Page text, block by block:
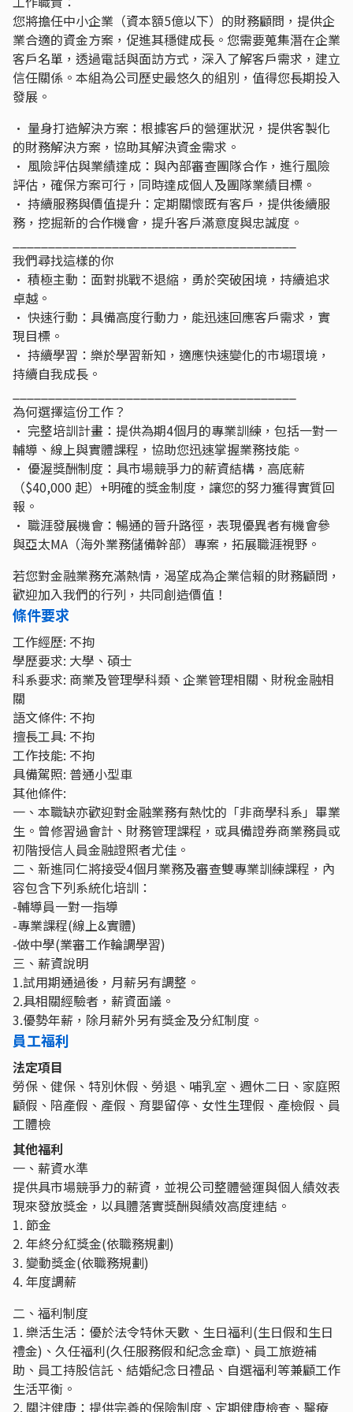
您將擔任中小企業（資本額5億以下）的財務顧問，提供企
業合適的資金方案，促進其穩健成長。您需要蒐集潛在企業
客戶名單，透過電話與面訪方式，深入了解客戶需求，建立
信任關係。本組為公司歷史最悠久的組別，值得您長期投入
發展。
• 量身打造解決方案：根據客戶的營運狀況，提供客製化
的財務解決方案，協助其解決資金需求。
• 風險評估與業績達成：與內部審查團隊合作，進行風險
評估，確保方案可行，同時達成個人及團隊業績目標。
• 持續服務與價值提升：定期關懷既有客戶，提供後續服
務，挖掘新的合作機會，提升客戶滿意度與忠誠度。
我們尋找這樣的你
• 積極主動：面對挑戰不退縮，勇於突破困境，持續追求
卓越。
• 快速行動：具備高度行動力，能迅速回應客戶需求，實
現目標。
• 持續學習：樂於學習新知，適應快速變化的市場環境，
持續自我成長。
為何選擇這份工作？
• 完整培訓計畫：提供為期4個月的專業訓練，包括一對一
輔導、線上與實體課程，協助您迅速掌握業務技能。
• 優渥獎酬制度：具市場競爭力的薪資結構，高底薪
（$40,000 起）+明確的獎金制度，讓您的努力獲得實質回
報。
• 職涯發展機會：暢通的晉升路徑，表現優異者有機會參
與亞太MA（海外業務儲備幹部）專案，拓展職涯視野。
若您對金融業務充滿熱情，渴望成為企業信賴的財務顧問，
歡迎加入我們的行列，共同創造價值！
條件要求
工作經歷: 不拘
學歷要求: 大學、碩士
科系要求: 商業及管理學科類、企業管理相關、財稅金融相
關
語文條件: 不拘
擅長工具: 不拘
工作技能: 不拘
具備駕照: 普通小型車
其他條件:
一、本職缺亦歡迎對金融業務有熱忱的「非商學科系」畢業
生。曾修習過會計、財務管理課程，或具備證券商業務員或
初階授信人員金融證照者尤佳。
二、新進同仁將接受4個月業務及審查雙專業訓練課程，內
容包含下列系統化培訓：
-輔導員一對一指導
-專業課程(線上&實體)
-做中學(業審工作輪調學習)
三、薪資說明
1.試用期通過後，月薪另有調整。
2.具相關經驗者，薪資面議。
3.優勢年薪，除月薪外另有獎金及分紅制度。
員工福利
法定項目
勞保、健保、特別休假、勞退、哺乳室、週休二日、家庭照
顧假、陪產假、產假、育嬰留停、女性生理假、產檢假、員
工體檢
其他福利
一、薪資水準
提供具市場競爭力的薪資，並視公司整體營運與個人績效表
現來發放獎金，以具體落實獎酬與績效高度連結。
1. 節金
2. 年終分紅獎金(依職務規劃)
3. 變動獎金(依職務規劃)
4. 年度調薪
二、福利制度
1. 樂活生活：優於法令特休天數、生日福利(生日假和生日
禮金)、久任福利(久任服務假和紀念金章)、員工旅遊補
助、員工持股信託、結婚紀念日禮品、自選福利等兼顧工作
生活平衡。
2. 關注健康：提供完善的保險制度、定期健康檢查、醫療